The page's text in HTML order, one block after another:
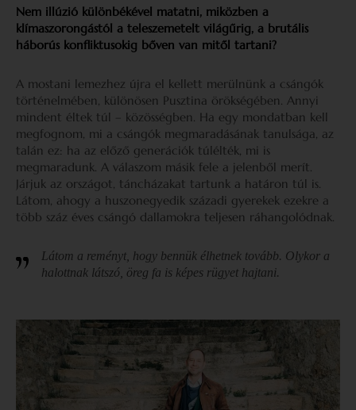
Nem illúzió különbékével matatni, miközben a
klímaszorongástól a teleszemetelt világűrig, a brutális
háborús konfliktusokig bőven van mitől tartani?
A mostani lemezhez újra el kellett merülnünk a csángók
történelmében, különösen Pusztina örökségében. Annyi
mindent éltek túl – közösségben. Ha egy mondatban kell
megfognom, mi a csángók megmaradásának tanulsága, az
talán ez: ha az előző generációk túlélték, mi is
megmaradunk. A válaszom másik fele a jelenből merít.
Járjuk az országot, táncházakat tartunk a határon túl is.
Látom, ahogy a huszonegyedik századi gyerekek ezekre a
több száz éves csángó dallamokra teljesen ráhangolódnak.
Látom a reményt, hogy bennük élhetnek tovább. Olykor a
halottnak látszó, öreg fa is képes rügyet hajtani.